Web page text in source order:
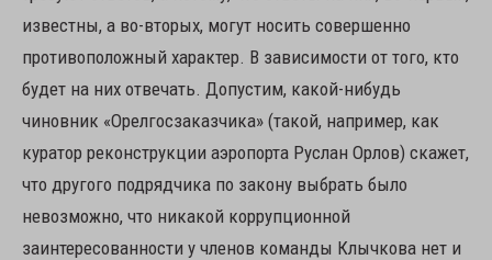
известны, а во-вторых, могут носить совершенно
противоположный характер. В зависимости от того, кто
будет на них отвечать. Допустим, какой-нибудь
чиновник «Орелгосзаказчика» (такой, например, как
куратор реконструкции аэропорта Руслан Орлов) скажет,
что другого подрядчика по закону выбрать было
невозможно, что никакой коррупционной
заинтересованности у членов команды Клычкова нет и